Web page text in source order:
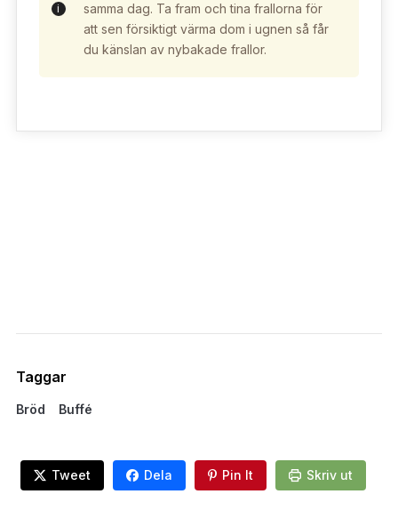
samma dag. Ta fram och tina frallorna för
att sen försiktigt värma dom i ugnen så får
du känslan av nybakade frallor.
Taggar
Bröd Buffé
Tweet Dela Pin It Skriv ut